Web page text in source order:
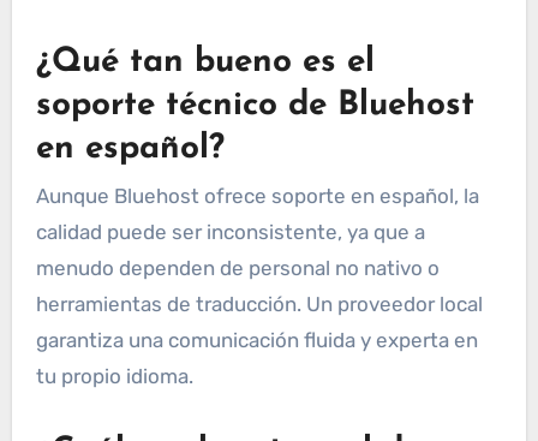
¿Qué tan bueno es el
soporte técnico de Bluehost
en español?
Aunque Bluehost ofrece soporte en español, la
calidad puede ser inconsistente, ya que a
menudo dependen de personal no nativo o
herramientas de traducción. Un proveedor local
garantiza una comunicación fluida y experta en
tu propio idioma.